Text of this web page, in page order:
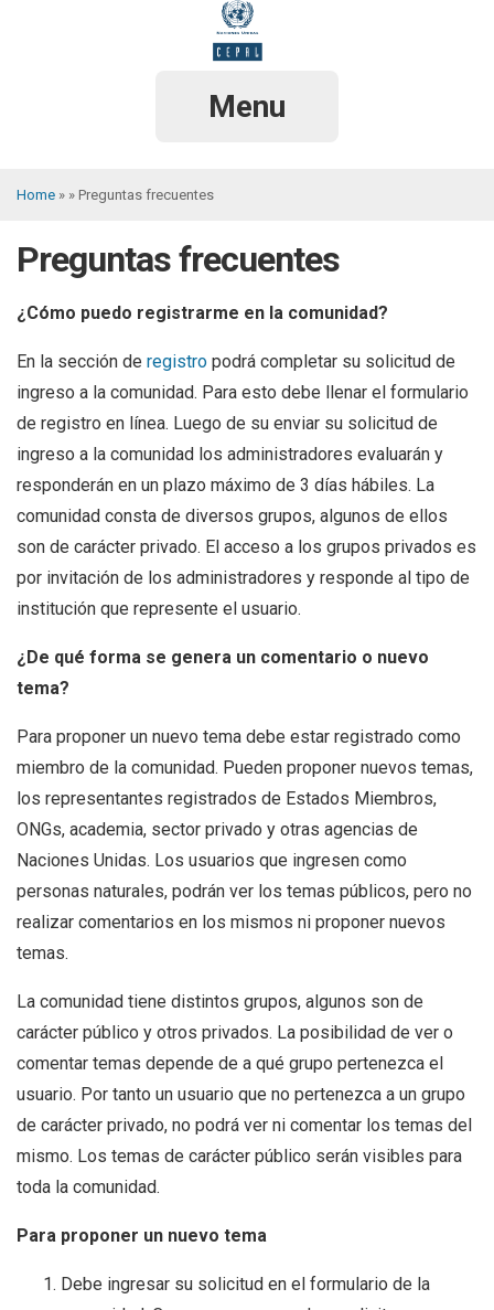
Menu
Home Preguntas frecuentes
Preguntas frecuentes
¿Cómo puedo registrarme en la comunidad?
En la sección de registro podrá completar su solicitud de
ingreso a la comunidad. Para esto debe llenar el formulario
de registro en línea. Luego de su enviar su solicitud de
ingreso a la comunidad los administradores evaluarán y
responderán en un plazo máximo de 3 días hábiles. La
comunidad consta de diversos grupos, algunos de ellos
son de carácter privado. El acceso a los grupos privados es
por invitación de los administradores y responde al tipo de
institución que represente el usuario.
¿De qué forma se genera un comentario o nuevo
tema?
Para proponer un nuevo tema debe estar registrado como
miembro de la comunidad. Pueden proponer nuevos temas,
los representantes registrados de Estados Miembros,
ONGs, academia, sector privado y otras agencias de
Naciones Unidas. Los usuarios que ingresen como
personas naturales, podrán ver los temas públicos, pero no
realizar comentarios en los mismos ni proponer nuevos
temas.
La comunidad tiene distintos grupos, algunos son de
carácter público y otros privados. La posibilidad de ver o
comentar temas depende de a qué grupo pertenezca el
usuario. Por tanto un usuario que no pertenezca a un grupo
de carácter privado, no podrá ver ni comentar los temas del
mismo. Los temas de carácter público serán visibles para
toda la comunidad.
Para proponer un nuevo tema
Debe ingresar su solicitud en el formulario de la